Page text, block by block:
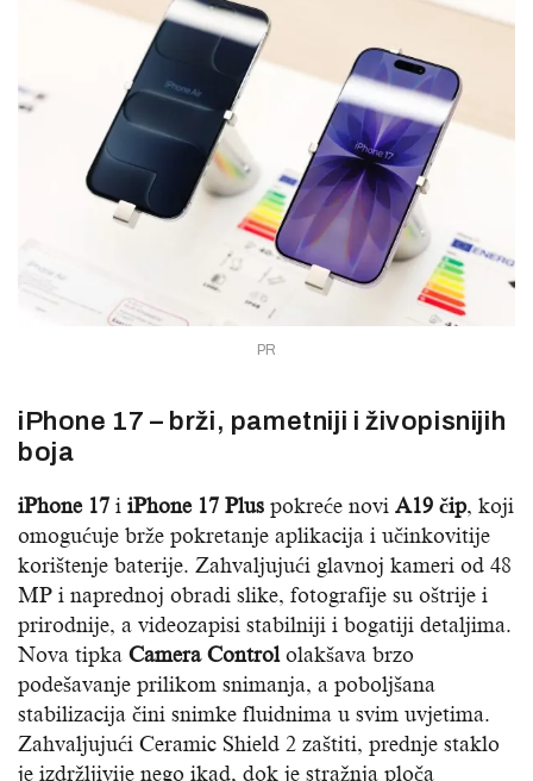
PR
iPhone 17 – brži, pametniji i živopisnijih
boja
iPhone 17 i iPhone 17 Plus pokreće novi A19 čip, koji
omogućuje brže pokretanje aplikacija i učinkovitije
korištenje baterije. Zahvaljujući glavnoj kameri od 48
MP i naprednoj obradi slike, fotografije su oštrije i
prirodnije, a videozapisi stabilniji i bogatiji detaljima.
Nova tipka Camera Contrololakšava brzo
podešavanje prilikom snimanja, a poboljšana
stabilizacija čini snimke fluidnima u svim uvjetima.
Zahvaljujući Ceramic Shield 2 zaštiti, prednje staklo
je izdržljivije nego ikad, dok je stražnja ploča